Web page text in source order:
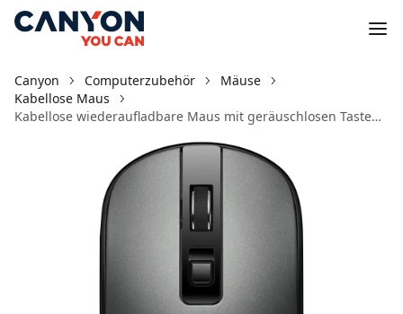
Canyon Computerzubehör
Mäuse
Kabellose Maus
Kabellose wiederaufladbare Maus mit geräuschlosen Tasten MW-18 Dark Gray